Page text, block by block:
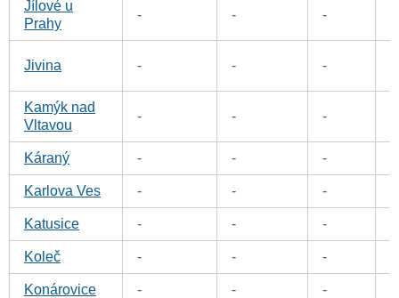
Jílové u
Prahy
- - -
Jivina - - -
Kamýk nad
Vltavou
- - -
Káraný - - -
Karlova Ves - - -
Katusice - - -
Koleč - - -
Konárovice - - -